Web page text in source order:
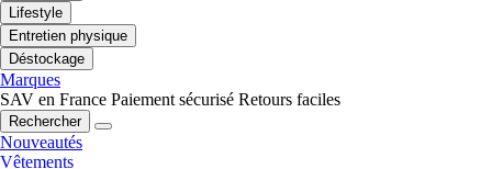
Lifestyle
Entretien physique
Déstockage
Marques
SAV en France Paiement sécurisé Retours faciles
Rechercher
Nouveautés
Vêtements